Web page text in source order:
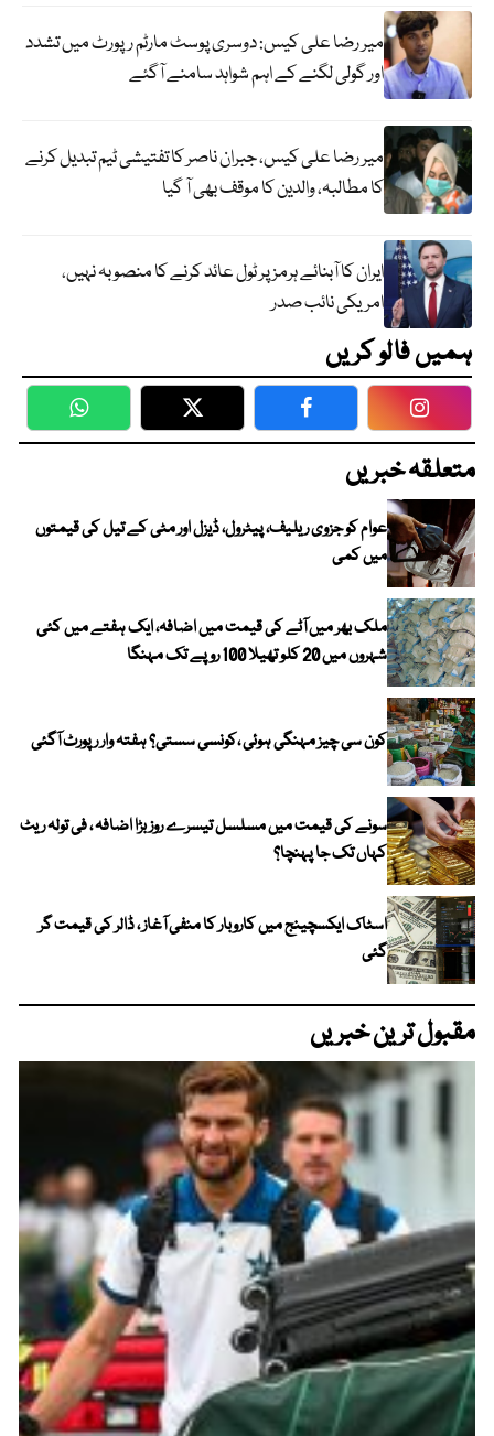
میر رضا علی کیس: دوسری پوسٹ مارٹم رپورٹ میں تشدد
اور گولی لگنے کے اہم شواہد سامنے آگئے
میر رضا علی کیس، جبران ناصر کا تفتیشی ٹیم تبدیل کرنے
کا مطالبہ، والدین کا موقف بھی آ گیا
ایران کا آبنائے ہرمز پر ٹول عائد کرنے کا منصوبہ نہیں،
امریکی نائب صدر
ہمیں فالو کریں
WhatsApp Twitter Facebook
متعلقہ خبریں
عوام کو جزوی ریلیف، پیٹرول، ڈیزل اور مٹی کے تیل کی قیمتوں
میں کمی
ملک بھر میں آٹے کی قیمت میں اضافہ، ایک ہفتے میں کئی
شہروں میں 20 کلو تھیلا 100 روپے تک مہنگا
کون سی چیز مہنگی ہوئی ،کونسی سستی؟ ہفتہ وار رپورٹ آگئی
سونے کی قیمت میں مسلسل تیسرے روز بڑا اضافہ ، فی تولہ ریٹ
کہاں تک جا پہنچا؟
اسٹاک ایکسچینج میں کاروبار کا منفی آغاز ، ڈالر کی قیمت گر
گئی
مقبول ترین خبریں